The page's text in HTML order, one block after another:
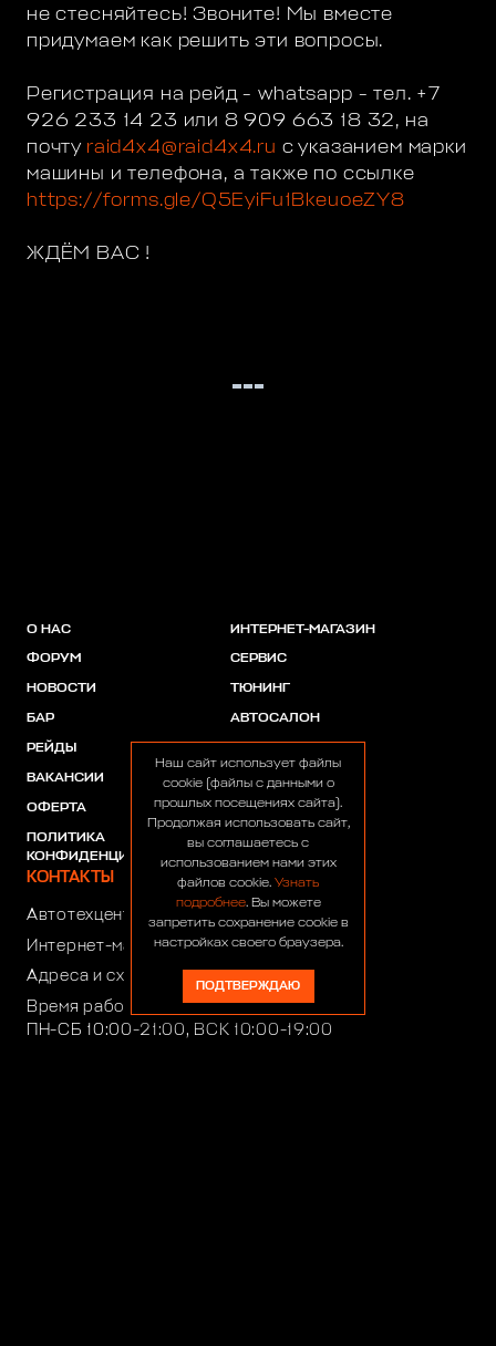
не стесняйтесь! Звоните! Мы вместе
придумаем как решить эти вопросы.
Регистрация на рейд - whatsapp - тел. +7
926 233 14 23 или 8 909 663 18 32, на
почту raid4x4@raid4x4.ru с указанием марки
машины и телефона, а также по ссылке
https://forms.gle/Q5EyiFu1BkeuoeZY8
ЖДЁМ ВАС !
О НАС
ФОРУМ
НОВОСТИ
БАР
РЕЙДЫ
ВАКАНСИИ
ОФЕРТА
ПОЛИТИКА
КОНФИДЕНЦИАЛЬНОСТИ
ИНТЕРНЕТ-МАГАЗИН
СЕРВИС
ТЮНИНГ
АВТОСАЛОН
ПАРТНЕРЫ
КОНТАКТЫ
Автотехцентр:
Интернет-магазин:+7 (916) 922-44-44
Адреса и схемы проезда
Время работы автотехцентра:
ПН-СБ 10:00-21:00, ВСК 10:00-19:00
Наш сайт использует файлы
cookie (файлы с данными о
прошлых посещениях сайта).
Продолжая использовать сайт,
вы соглашаетесь с
использованием нами этих
файлов cookie. Узнать
подробнее. Вы можете
запретить сохранение cookie в
настройках своего браузера.
ПОДТВЕРЖДАЮ